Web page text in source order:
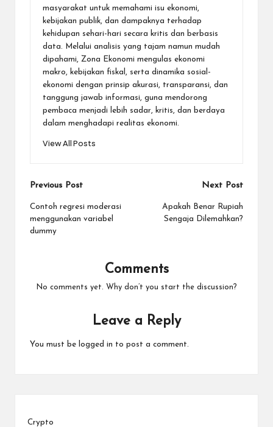
masyarakat untuk memahami isu ekonomi,
kebijakan publik, dan dampaknya terhadap
kehidupan sehari-hari secara kritis dan berbasis
data. Melalui analisis yang tajam namun mudah
dipahami, Zona Ekonomi mengulas ekonomi
makro, kebijakan fiskal, serta dinamika sosial-
ekonomi dengan prinsip akurasi, transparansi, dan
tanggung jawab informasi, guna mendorong
pembaca menjadi lebih sadar, kritis, dan berdaya
dalam menghadapi realitas ekonomi.
View All Posts
Post
navigation
Previous Post
Contoh regresi moderasi
menggunakan variabel
dummy
Next Post
Apakah Benar Rupiah
Sengaja Dilemahkan?
Comments
No comments yet. Why don’t you start the discussion?
Leave a Reply
You must be logged in to post a comment.
Crypto